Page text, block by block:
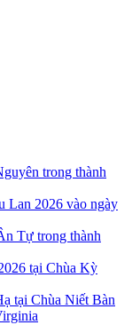
trong thành
2026 vào ngày
Tự trong thành
tại Chùa Kỳ
tại Chùa Niết Bàn